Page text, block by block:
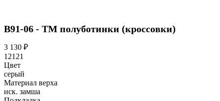
В91-06 - ТМ полуботинки (кроссовки)
3 130 ₽
12121
Цвет
серый
Материал верха
иск. замша